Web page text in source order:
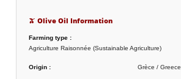
🫒 Olive Oil Information
Farming type :
Agriculture Raisonnée (Sustainable Agriculture)
Origin : Grèce / Greece